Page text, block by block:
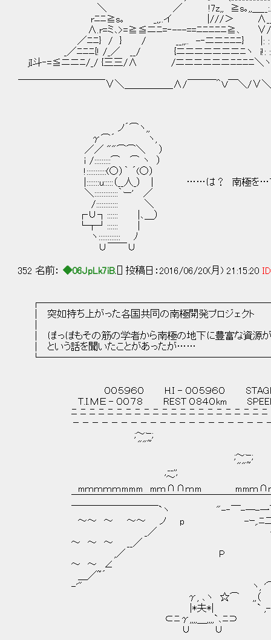
＼ ／ !7z,, ≧s｡,,＿__:.:.:.:.:.:.:.:.
rﾆﾆ≧s｡ _,,..イ |///＞ ∧_＿__／
∧.r=ミ､>=≧≦ニﾆ=‐---==ﾆﾆﾆﾆﾆ≧､ ∨/_＿＿_
／ﾆﾆ} / } / __,,.. -‐ニニﾆﾆﾆ} |: : : : : : : : :
_／ﾆﾆﾆ{! /_／ __/ {ニニニニニニニﾆヽ i!: : : : : :
jI斗‐=≦ニニﾆ/_/ {三三/∧ /ニニニニニニﾆﾆﾆﾆ＼ヽ : : :
￣￣￣￣￣￣￣￣￣∨＼＿＿＿＿＿∧/￣￣￣＾Ｖ￣＼/∨
ノ´⌒ヽ,,
γ⌒´ ヽ,
／／ ""⌒⌒＼ ）
ｉ /:::::::::⌒ ⌒ ヽ ）
!:::::::::::(○）｀ ´(○）
|:::::::u:::::（__人_） | ……は？ 南極を…で
＼:::::::::::::｀ー' ／
/:::::::::::: ＼
┌∪┐:::::: |､＿）
└┬┘:::::: |
ヽ:::::::::::: ﾉ
∪￣￣∪
352 名前： ◆06JpLk7iB. [] 投稿日：2016/06/20(月) 21:15:20
│ 突如持ち上がった各国共同の南極開発
│ ぽっぽもその筋の学者から南極の地下に豊富な資源
│ という話を聞いたことがあ
００５９６０ H.I - ００５９６０ STAGE
Ｔ.Ｉ.ＭＥ - ００７８ REST ０８４０km
ﾆ ﾆ ﾆ ﾆ ﾆ ﾆ ﾆ ﾆ ﾆ ﾆ ﾆ ﾆ ﾆ ﾆ ﾆ ﾆ ﾆ ﾆ ﾆ ﾆ ﾆ ﾆ ﾆ
－－－－－－－－－－－－－－－－－－－－－
;～ｰ;
""~ ;～
;～ｰ;
__,, ""~
'～'
mｍｍｍｍmmm mｍ∩∩ｍm mmｍ∩
￣￣￣￣￣￣￣￣￣`ヽ "-‐￣-―-一￣
～～ ～ ～～ ノ p -ｰ,.ﾆ二--
_／ -‐=＝ー,,
～ ～ ～ __／
,／ P
～ ～ ∠
＿／~´
-'" ヽ, '⌒
γ, ､ヽ ☆⌒ ,,（ ﾉ
|*夫*| ` ,-‐
⊂ﾆγ,,,,＿,,,,`､ﾆ⊃
∪ ∪